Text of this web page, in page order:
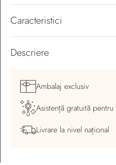
Caracteristici
Descriere
Ambalaj exclusiv
Asistență gratuită pentru
Livrare la nivel național